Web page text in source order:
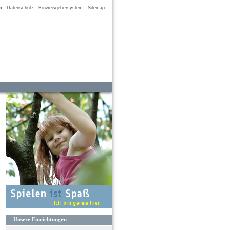
Datenschutz Hinweisgebersystem Sitemap
Unsere Einrichtungen